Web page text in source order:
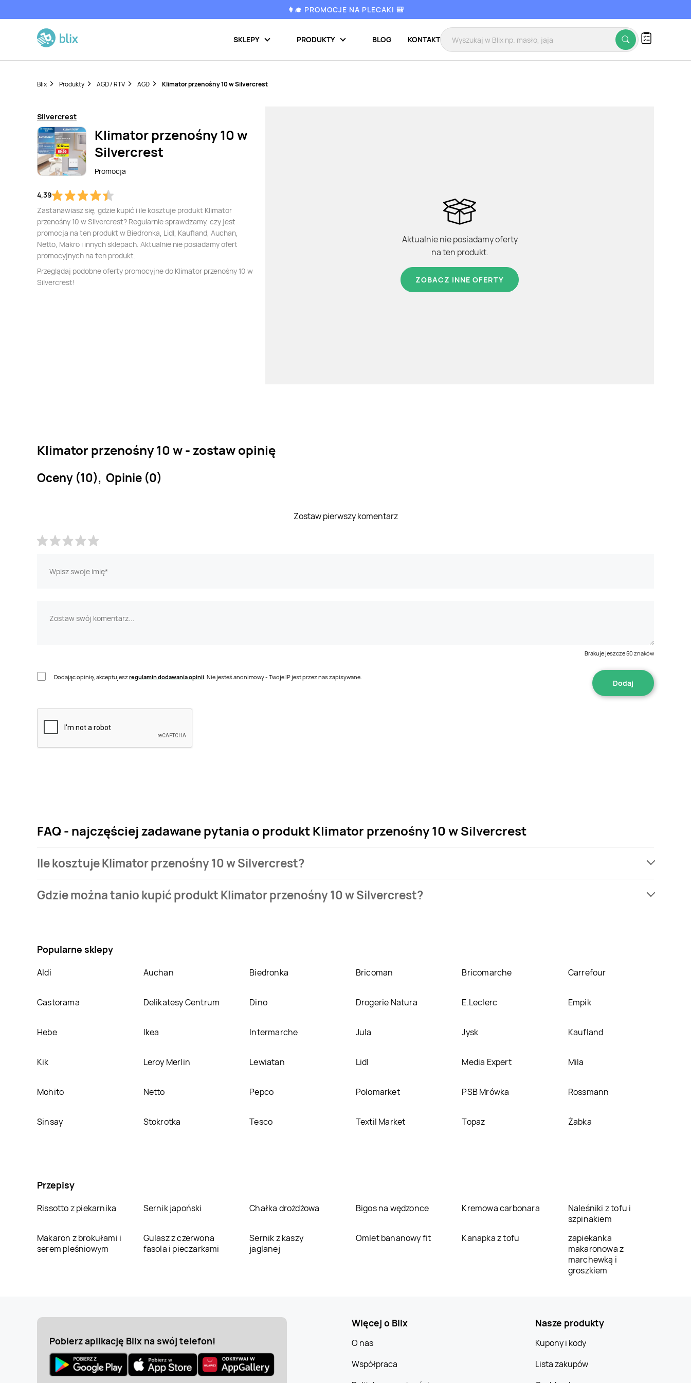
👩‍🎓 PROMOCJE NA PLECAKI 🎒
SKLEPY PRODUKTY BLOG KONTAKT
Blix Produkty AGD / RTV AGD Klimator przenośny 10 w Silvercrest
Silvercrest
Klimator przenośny 10 w
Silvercrest
Promocja
4,39
Zastanawiasz się, gdzie kupić i ile kosztuje produkt Klimator
przenośny 10 w Silvercrest? Regularnie sprawdzamy, czy jest
promocja na ten produkt w Biedronka, Lidl, Kaufland, Auchan,
Netto, Makro i innych sklepach. Aktualnie nie posiadamy ofert
promocyjnych na ten produkt.
Przeglądaj podobne oferty promocyjne do Klimator przenośny 10 w
Silvercrest!
Aktualnie nie posiadamy oferty
na ten produkt.
ZOBACZ INNE OFERTY
Klimator przenośny 10 w - zostaw opinię
Oceny (10), Opinie (0)
Zostaw pierwszy komentarz
Brakuje jeszcze50 znaków
Dodając opinię, akceptujeszregulamin dodawania opinii . Nie jesteś anonimowy - Twoje IP jest przez nas zapisywane.
FAQ - najczęściej zadawane pytania o produkt Klimator przenośny 10 w Silvercrest
Ile kosztuje Klimator przenośny 10 w Silvercrest?
przenośny 10 w Silvercrest kosztuje od 59,99 zł do 69,99 zł.
Gdzie można tanio kupić produkt Klimator przenośny 10 w Silvercrest?
Popularne sklepy
Aldi Auchan Biedronka Bricoman Bricomarche Carrefour
Castorama Delikatesy Centrum Dino Drogerie Natura E.Leclerc Empik
Hebe Ikea Intermarche Jula Jysk Kaufland
Kik Leroy Merlin Lewiatan Lidl Media Expert Mila
Mohito Netto Pepco Polomarket PSB Mrówka Rossmann
Sinsay Stokrotka Tesco Textil Market Topaz Żabka
Przepisy
Rissotto z piekarnika Sernik japoński Chałka drożdżowa Bigos na wędzonce Kremowa carbonara
Naleśniki z tofu i
szpinakiem
Makaron z brokułami i
serem pleśniowym
Gulasz z czerwona
fasola i pieczarkami
Sernik z kaszy
jaglanej
Omlet bananowy fit Kanapka z tofu
zapiekanka
makaronowa z
marchewką i
groszkiem
Pobierz aplikację Blix na swój telefon!
Więcej o Blix
O nas
Współpraca
Nasze produkty
Kupony i kody
Lista zakupów